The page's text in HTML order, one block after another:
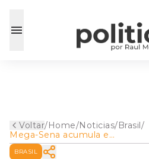
Voltar/Home/Noticias/Brasil/
Mega-Sena acumula e
pagará R$ 41 milhões dia 4
BRASIL